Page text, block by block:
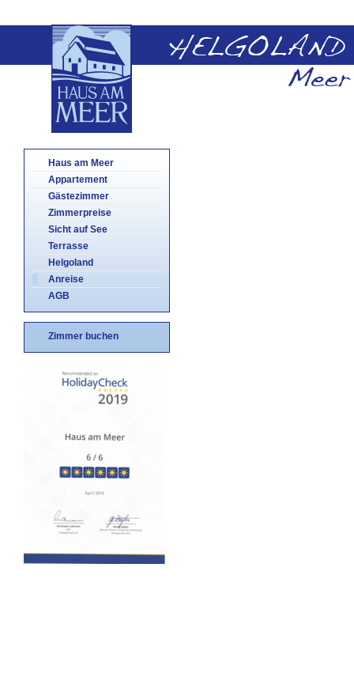
Haus am Meer
Appartement
Gästezimmer
Zimmerpreise
Sicht auf See
Terrasse
Helgoland
Anreise
AGB
Zimmer buchen